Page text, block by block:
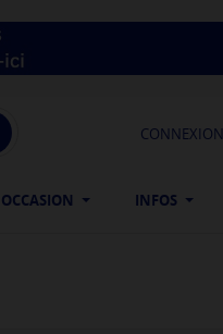
CONNEXION
OCCASION INFOS